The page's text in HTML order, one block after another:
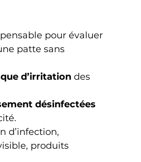
pour évaluer
patte sans
d’irritation des
désinfectées
d’infection,
produits